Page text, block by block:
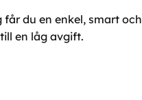
du en enkel, smart och
en låg avgift.